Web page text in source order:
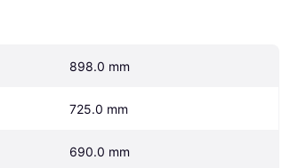
898.0 mm
725.0 mm
690.0 mm